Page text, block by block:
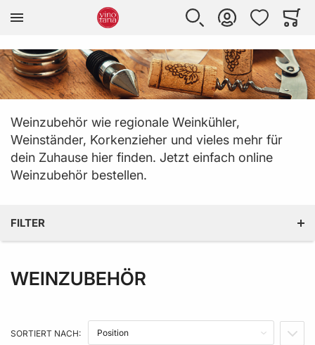
Zur Homepage SUCHE KONTO WUNSCHLISTE
Weinzubehör wie regionale Weinkühler,
Weinständer, Korkenzieher und vieles mehr für
dein Zuhause hier finden. Jetzt einfach online
Weinzubehör bestellen.
FILTER
PREIS
WEINZUBEHÖR
SORTIERT NACH: IN